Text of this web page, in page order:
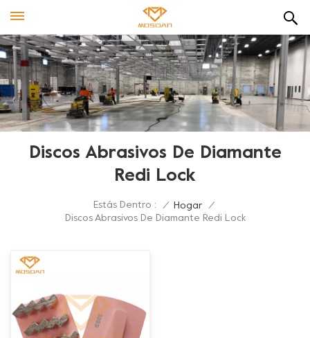
Discos Abrasivos De Diamante
Redi Lock
Estás Dentro : / Hogar
/
Discos Abrasivos De Diamante Redi Lock